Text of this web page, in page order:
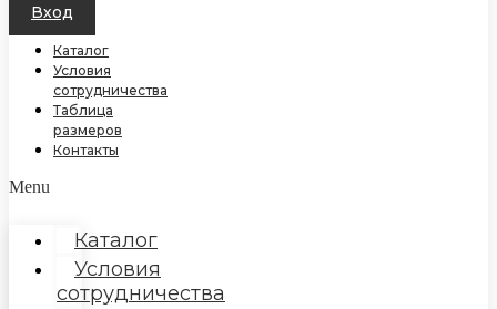
Вход
Каталог
Условия
сотрудничества
Таблица
размеров
Контакты
Menu
Каталог
Условия
сотрудничества